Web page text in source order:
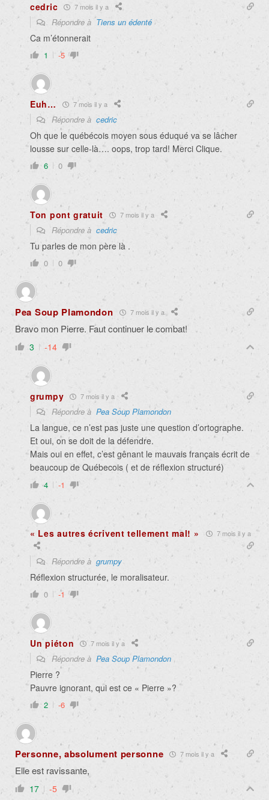
cedric 7 mois il y a
Répondre à Tiens un édenté
Ca m’étonnerait
1 -5
Euh… 7 mois il y a
Répondre à cedric
Oh que le québécois moyen sous éduqué va se lâcher
lousse sur celle-là…. oops, trop tard! Merci Clique.
6 0
Ton pont gratuit 7 mois il y a
Répondre à cedric
Tu parles de mon père là .
0 0
Pea Soup Plamondon 7 mois il y a
Bravo mon Pierre. Faut continuer le combat!
3 -14
grumpy 7 mois il y a
Répondre à Pea Soup Plamondon
La langue, ce n’est pas juste une question d’ortographe.
Et oui, on se doit de la défendre.
Mais oui en effet, c’est gênant le mauvais français écrit de
beaucoup de Québecois ( et de réflexion structuré)
4 -1
« Les autres écrivent tellement mal! » 7 mois il y a
Répondre à grumpy
Réflexion structurée, le moralisateur.
0 -1
Un piéton 7 mois il y a
Répondre à Pea Soup Plamondon
Pierre ?
Pauvre ignorant, qui est ce « Pierre »?
2 -6
Personne, absolument personne 7 mois il y a
Elle est ravissante,
17 -5